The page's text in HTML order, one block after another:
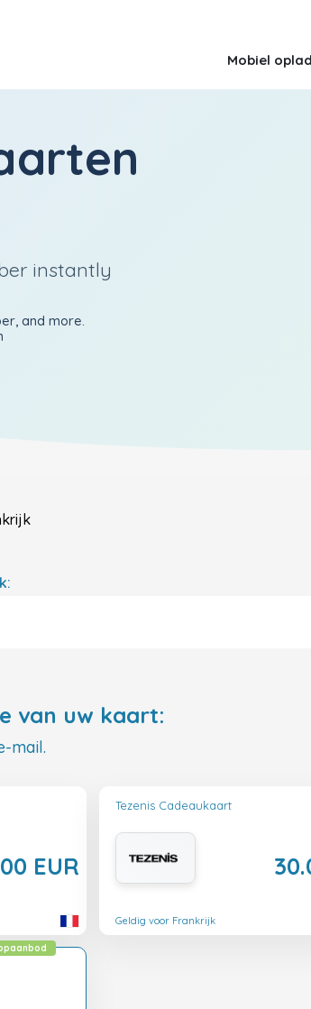
Mobiel
instantly
and more.
van uw kaart:
mail.
EUR
Tezenis Cadeaukaart
Geldig voor Frankrijk